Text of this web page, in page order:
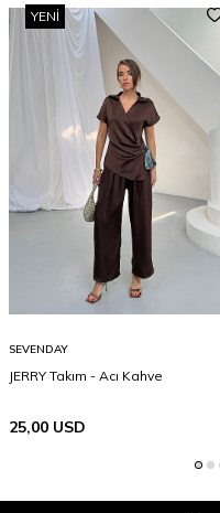
YENI
SEVENDAY
JERRY Takım - Acı Kahve
25,00 USD